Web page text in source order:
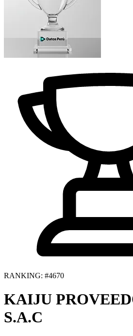
RANKING: #4670
KAIJU
S.A.C